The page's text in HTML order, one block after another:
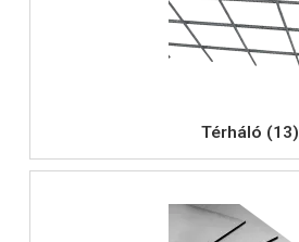
Térháló (13)